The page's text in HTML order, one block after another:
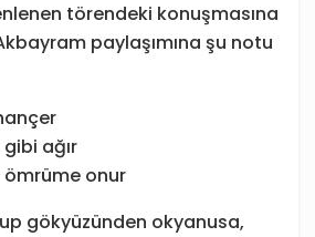
törendeki konuşmasına
paylaşımına şu notu
ağır
ömrüme onur
gökyüzünden okyanusa,